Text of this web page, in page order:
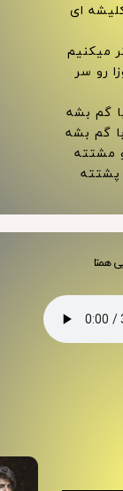
ای
میکنیم
رو سر
گم بشه
گم بشه
مشتته
پشتته
همتا